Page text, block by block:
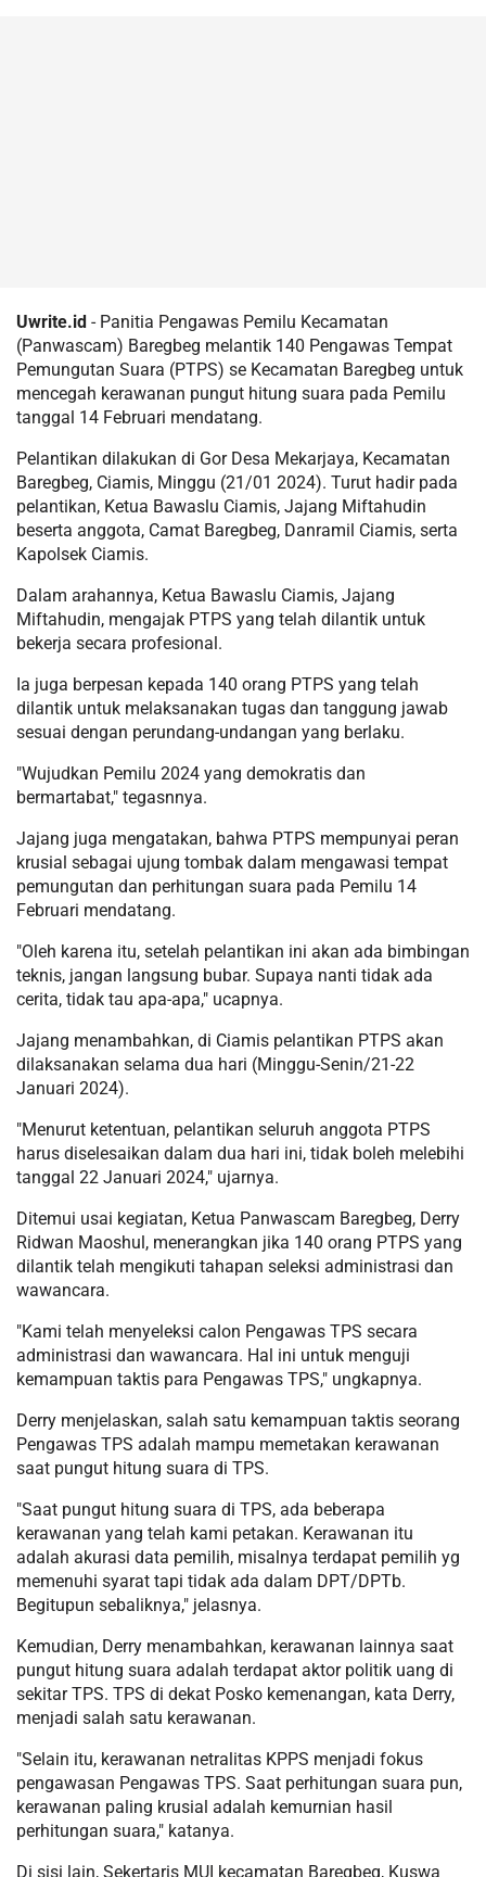
Uwrite.id - Panitia Pengawas Pemilu Kecamatan
(Panwascam) Baregbeg melantik 140 Pengawas Tempat
Pemungutan Suara (PTPS) se Kecamatan Baregbeg untuk
mencegah kerawanan pungut hitung suara pada Pemilu
tanggal 14 Februari mendatang.
Pelantikan dilakukan di Gor Desa Mekarjaya, Kecamatan
Baregbeg, Ciamis, Minggu (21/01 2024). Turut hadir pada
pelantikan, Ketua Bawaslu Ciamis, Jajang Miftahudin
beserta anggota, Camat Baregbeg, Danramil Ciamis, serta
Kapolsek Ciamis.
Dalam arahannya, Ketua Bawaslu Ciamis, Jajang
Miftahudin, mengajak PTPS yang telah dilantik untuk
bekerja secara profesional.
Ia juga berpesan kepada 140 orang PTPS yang telah
dilantik untuk melaksanakan tugas dan tanggung jawab
sesuai dengan perundang-undangan yang berlaku.
"Wujudkan Pemilu 2024 yang demokratis dan
bermartabat," tegasnnya.
Jajang juga mengatakan, bahwa PTPS mempunyai peran
krusial sebagai ujung tombak dalam mengawasi tempat
pemungutan dan perhitungan suara pada Pemilu 14
Februari mendatang.
"Oleh karena itu, setelah pelantikan ini akan ada bimbingan
teknis, jangan langsung bubar. Supaya nanti tidak ada
cerita, tidak tau apa-apa," ucapnya.
Jajang menambahkan, di Ciamis pelantikan PTPS akan
dilaksanakan selama dua hari (Minggu-Senin/21-22
Januari 2024).
"Menurut ketentuan, pelantikan seluruh anggota PTPS
harus diselesaikan dalam dua hari ini, tidak boleh melebihi
tanggal 22 Januari 2024," ujarnya.
Ditemui usai kegiatan, Ketua Panwascam Baregbeg, Derry
Ridwan Maoshul, menerangkan jika 140 orang PTPS yang
dilantik telah mengikuti tahapan seleksi administrasi dan
wawancara.
"Kami telah menyeleksi calon Pengawas TPS secara
administrasi dan wawancara. Hal ini untuk menguji
kemampuan taktis para Pengawas TPS," ungkapnya.
Derry menjelaskan, salah satu kemampuan taktis seorang
Pengawas TPS adalah mampu memetakan kerawanan
saat pungut hitung suara di TPS.
"Saat pungut hitung suara di TPS, ada beberapa
kerawanan yang telah kami petakan. Kerawanan itu
adalah akurasi data pemilih, misalnya terdapat pemilih yg
memenuhi syarat tapi tidak ada dalam DPT/DPTb.
Begitupun sebaliknya," jelasnya.
Kemudian, Derry menambahkan, kerawanan lainnya saat
pungut hitung suara adalah terdapat aktor politik uang di
sekitar TPS. TPS di dekat Posko kemenangan, kata Derry,
menjadi salah satu kerawanan.
"Selain itu, kerawanan netralitas KPPS menjadi fokus
pengawasan Pengawas TPS. Saat perhitungan suara pun,
kerawanan paling krusial adalah kemurnian hasil
perhitungan suara," katanya.
Di sisi lain, Sekertaris MUI kecamatan Baregbeg, Kuswa